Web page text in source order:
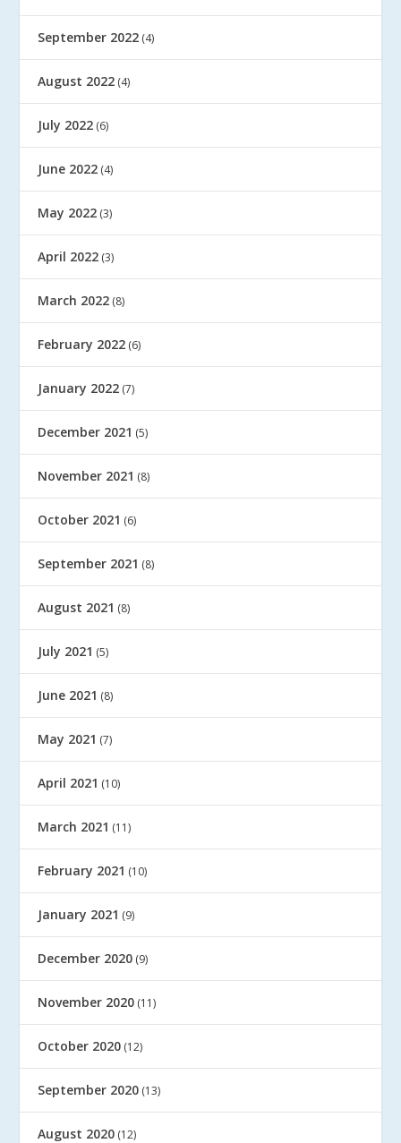
September 2022 (4)
August 2022 (4)
July 2022 (6)
June 2022 (4)
May 2022 (3)
April 2022 (3)
March 2022 (8)
February 2022 (6)
January 2022 (7)
December 2021 (5)
November 2021 (8)
October 2021 (6)
September 2021 (8)
August 2021 (8)
July 2021 (5)
June 2021 (8)
May 2021 (7)
April 2021 (10)
March 2021 (11)
February 2021 (10)
January 2021 (9)
December 2020 (9)
November 2020 (11)
October 2020 (12)
September 2020 (13)
August 2020 (12)